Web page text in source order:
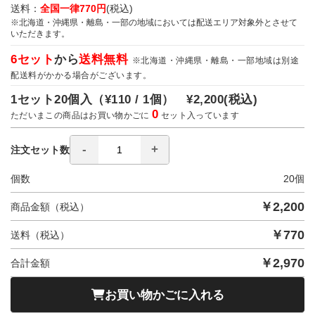
送料： 全国一律770円(税込)
※北海道・沖縄県・離島・一部の地域においては配送エリア対象外とさせて
いただきます。
6セットから送料無料 ※北海道・沖縄県・離島・一部地域は別途
配送料がかかる場合がございます。
1セット20個入（¥110 / 1個）¥2,200(税込)
ただいまこの商品はお買い物かごに0 セット入っています
注文セット数
個数 20個
商品金額（税込） ￥2,200
送料（税込） ￥770
合計金額 ￥2,970
お買い物かごに入れる